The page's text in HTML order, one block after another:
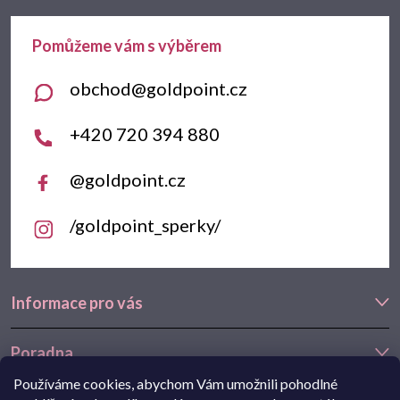
Používáme cookies, abychom Vám umožnili pohodlné
a
Informace pro vás
Poradna
obchod@goldpoint.cz
+420 720 394 880
@goldpoint.cz
/goldpoint_sperky/